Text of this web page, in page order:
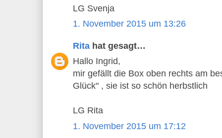
LG Svenja
1. November 2015 um 13:26
Rita hat gesagt…
Hallo Ingrid,
mir gefällt die Box oben rechts am
Glück" , sie ist so schön herbstlich
LG Rita
1. November 2015 um 17:12